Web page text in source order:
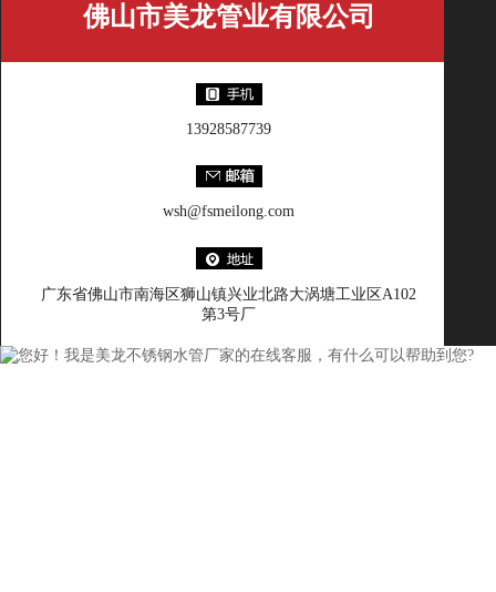
佛山市美龙管业有限公司
13928587739
wsh@fsmeilong.com
广东省佛山市南海区狮山镇兴业北路大涡塘工业区A102
第3号厂